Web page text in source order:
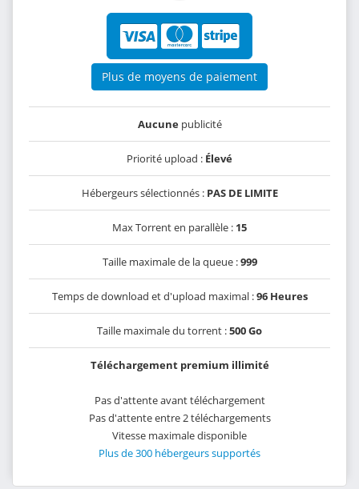
Plus de moyens de paiement
Aucunepublicité
Priorité upload : Élevé
Hébergeurs sélectionnés : PAS DE LIMITE
Max Torrent en parallèle : 15
Taille maximale de la queue :999
Temps de download et d'upload maximal :96 Heures
Taille maximale du torrent :500 Go
Téléchargement premium illimité
Pas d'attente avant téléchargement
Pas d'attente entre 2 téléchargements
Vitesse maximale disponible
Plus de 300 hébergeurs supportés